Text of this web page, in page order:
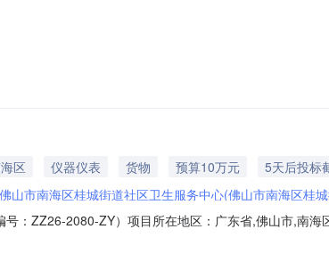
区 仪器仪表 货物 预算10万元 5天后投标
佛山市南海区桂城街道社区卫生服务中心(佛山市南海区桂
号：ZZ26-2080-ZY）项目所在地区：广东省,佛山市,南
标段，本次招标为其中的：(001)肺功能检测仪;三、投